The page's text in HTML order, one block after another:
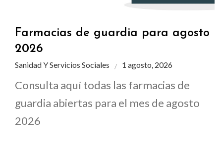
Farmacias de guardia para agosto
2026
Sanidad Y Servicios Sociales 1 agosto, 2026
Consulta aquí todas las farmacias de
guardia abiertas para el mes de agosto
2026